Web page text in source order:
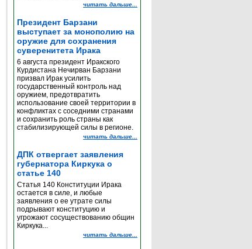
читать дальше...
Президент Барзани
выступает за монополию на
оружие для сохранения
суверенитета Ирака
6 августа президент Иракского
Курдистана Нечирван Барзани
призвал Ирак усилить
государственный контроль над
оружием, предотвратить
использование своей территории в
конфликтах с соседними странами
и сохранить роль страны как
стабилизирующей силы в регионе.
читать дальше...
ДПК отвергает заявления
губернатора Киркука о
статье 140
Статья 140 Конституции Ирака
остается в силе, и любые
заявления о ее утрате силы
подрывают конституцию и
угрожают сосуществованию общин
Киркука...
читать дальше...